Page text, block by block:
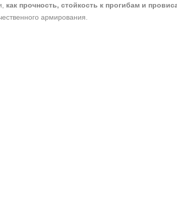
как прочность, стойкость к прогибам и
армирования.